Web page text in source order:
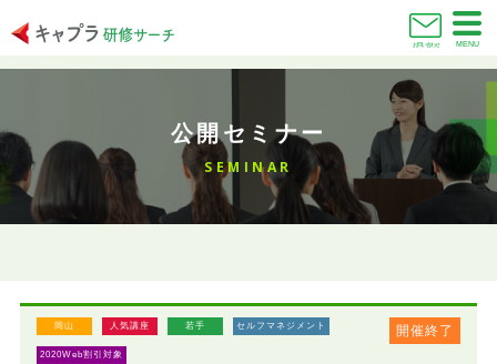
お問い合わせ MENU
公開セミナー
SEMINAR
開催終了
岡山 人気講座 若手 セルフマネジメント
2020Web割引対象